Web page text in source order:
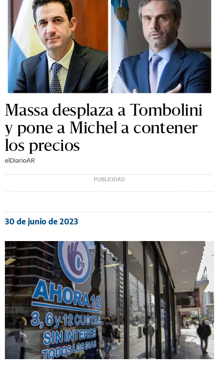
Massa desplaza a Tombolini
y pone a Michel a contener
los precios
elDiarioAR
30 de junio de 2023